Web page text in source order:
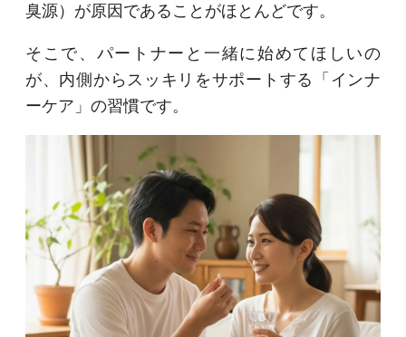
臭源）が原因であることがほとんどです。
そこで、パートナーと一緒に始めてほしいの
が、内側からスッキリをサポートする「インナ
ーケア」の習慣です。